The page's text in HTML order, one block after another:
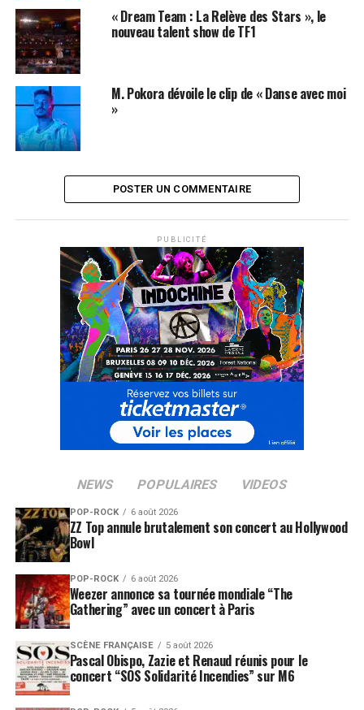
« Dream Team : La Relève des Stars », le
nouveau talent show de TF1
M. Pokora dévoile le clip de « Danse avec moi
»
POSTER UN COMMENTAIRE
PUBLICITÉ
NEWS POPULAIRES VIDEOS
POP-ROCK 6 août 2026
ZZ Top annule brutalement son concert au Hollywood
Bowl
POP-ROCK 6 août 2026
Weezer annonce sa tournée mondiale “The
Gathering” avec un concert à Paris
SCÈNE FRANÇAISE 5 août 2026
Pascal Obispo, Zazie et Renaud réunis pour le
concert “SOS Solidarité Incendies” sur M6